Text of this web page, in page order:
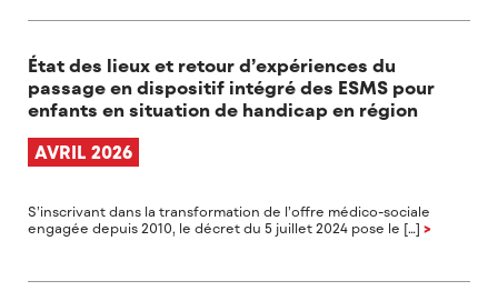
État des lieux et retour d’expériences du
passage en dispositif intégré des ESMS pour
enfants en situation de handicap en région
AVRIL 2026
S’inscrivant dans la transformation de l’offre médico-sociale
engagée depuis 2010, le décret du 5 juillet 2024 pose le […]>